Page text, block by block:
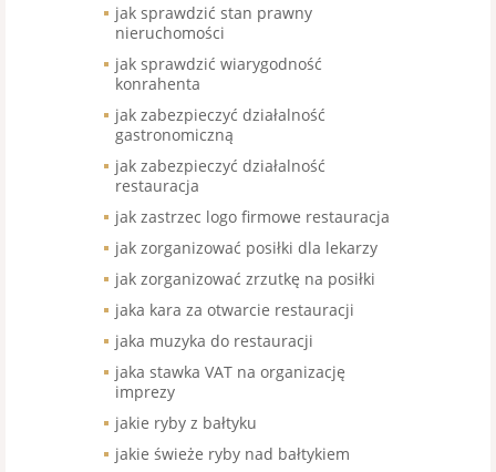
jak sprawdzić stan prawny
nieruchomości
jak sprawdzić wiarygodność
konrahenta
jak zabezpieczyć działalność
gastronomiczną
jak zabezpieczyć działalność
restauracja
jak zastrzec logo firmowe restauracja
jak zorganizować posiłki dla lekarzy
jak zorganizować zrzutkę na posiłki
jaka kara za otwarcie restauracji
jaka muzyka do restauracji
jaka stawka VAT na organizację
imprezy
jakie ryby z bałtyku
jakie świeże ryby nad bałtykiem